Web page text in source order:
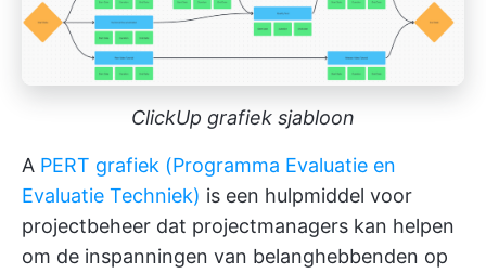
ClickUp grafiek sjabloon
A PERT grafiek (Programma Evaluatie en
Evaluatie Techniek) is een hulpmiddel voor
projectbeheer dat projectmanagers kan helpen
om de inspanningen van belanghebbenden op